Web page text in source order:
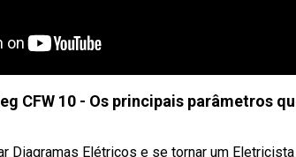
CFW 10 - Os principais parâmetros
Elétricos e se tornar um Eletricista